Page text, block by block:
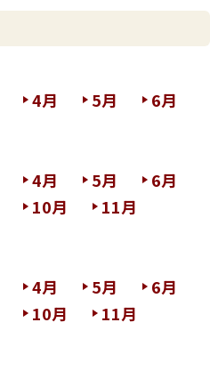
4月 5月
6月
4月 5月
6月
10月
11月
4月 5月
6月
10月
11月